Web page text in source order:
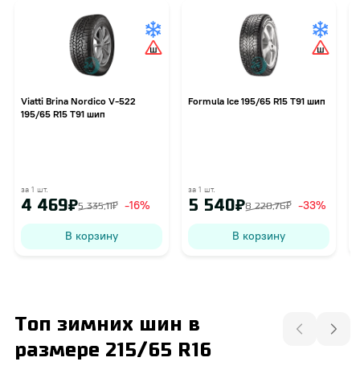
Viatti Brina Nordico V-522
195/65 R15 T91 шип
за 1 шт.
4 469₽5 335,11₽ -16%
В корзину
Formula Ice 195/65 R15 T91 шип
за 1 шт.
5 540₽8 220,76₽ -33%
В корзину
Топ зимних шин в
размере 215/65 R16